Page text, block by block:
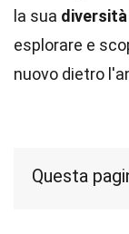
la sua diversità
esplorare e
nuovo dietro
Questa